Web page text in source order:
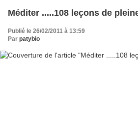
Méditer .....108 leçons de
Publié le 26/02/2011 à 13:59
Par patybio